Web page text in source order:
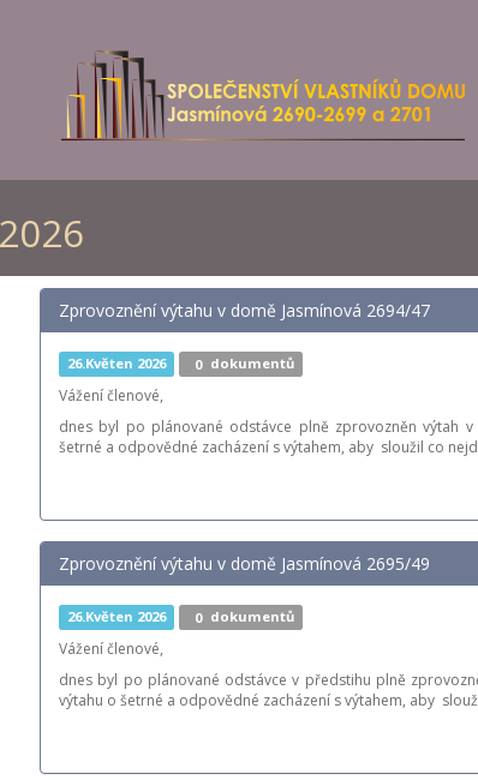
Zprovoznění výtahu v domě Jasmínová 2694/47
26.Květen 2026 0 dokumentů
Vážení členové,
dnes byl po plánované odstávce plně zprovozněn výtah
šetrné a odpovědné zacházení s výtahem, aby sloužil co
Zprovoznění výtahu v domě Jasmínová 2695/49
26.Květen 2026 0 dokumentů
Vážení členové,
dnes byl po plánované odstávce v předstihu plně
výtahu o šetrné a odpovědné zacházení s výtahem, aby